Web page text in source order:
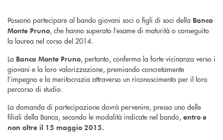
Possono partecipare al bando giovani soci o figli di soci della Banca
Monte Pruno, che hanno superato l’esame di maturità o conseguito
la laurea nel corso del 2014.
La Banca Monte Pruno, pertanto, conferma la forte vicinanza verso i
giovani e la loro valorizzazione, premiando concretamente
l’impegno e la meritocrazia attraverso un riconoscimento per il loro
percorso di studio.
La domanda di partecipazione dovrà pervenire, presso uno delle
filiali della Banca, secondo le modalità indicate nel bando, entro e
non oltre il 15 maggio 2015.